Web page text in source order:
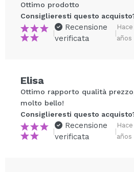
Condividi un video
Il tuo video potrebbe essere il
Consiglieresti questo
Ottimo prodotto
Consiglieresti questo
|
Recensione
verificata
|
años
Elisa
Ottimo rapporto qualità
molto bello!
Consiglieresti questo
|
Recensione
verificata
|
años